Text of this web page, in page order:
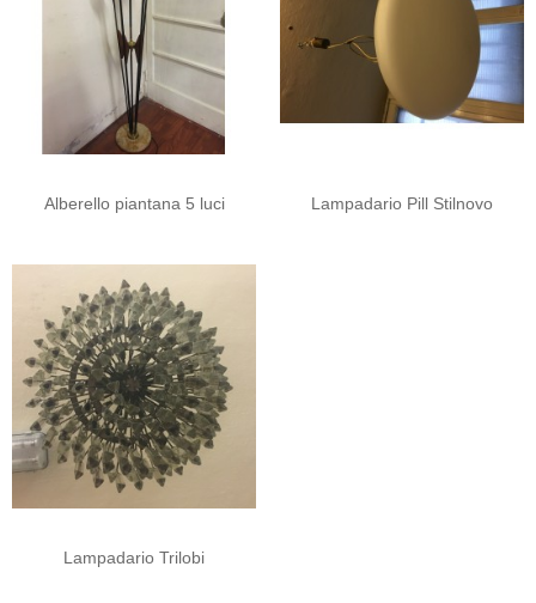
Alberello piantana 5 luci Lampadario Pill Stilnovo
Lampadario Trilobi